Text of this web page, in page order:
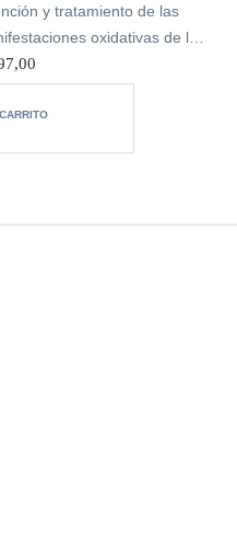
y tratamiento de las
oxidativas de la